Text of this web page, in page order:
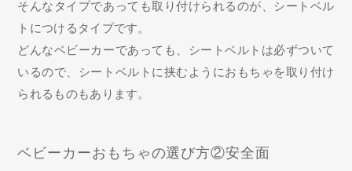
そんなタイプであっても取り付けられるのが、シートベル
トにつけるタイプです。
どんなベビーカーであっても、シートベルトは必ずついて
いるので、シートベルトに挟むようにおもちゃを取り付け
られるものもあります。
ベビーカーおもちゃの選び方②安全面